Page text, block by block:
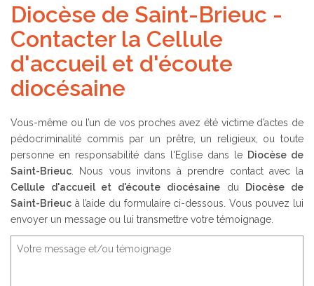
Diocèse de Saint-Brieuc -
Contacter la Cellule
d'accueil et d'écoute
diocésaine
Vous-même ou l’un de vos proches avez été victime d’actes de
pédocriminalité commis par un prêtre, un religieux, ou toute
personne en responsabilité dans l'Eglise dans le Diocèse de
Saint-Brieuc. Nous vous invitons à prendre contact avec la
Cellule d'accueil et d'écoute diocésainedu
Diocèse de
Saint-Brieuc à l’aide du formulaire ci-dessous. Vous pouvez lui
envoyer un message ou lui transmettre votre témoignage.